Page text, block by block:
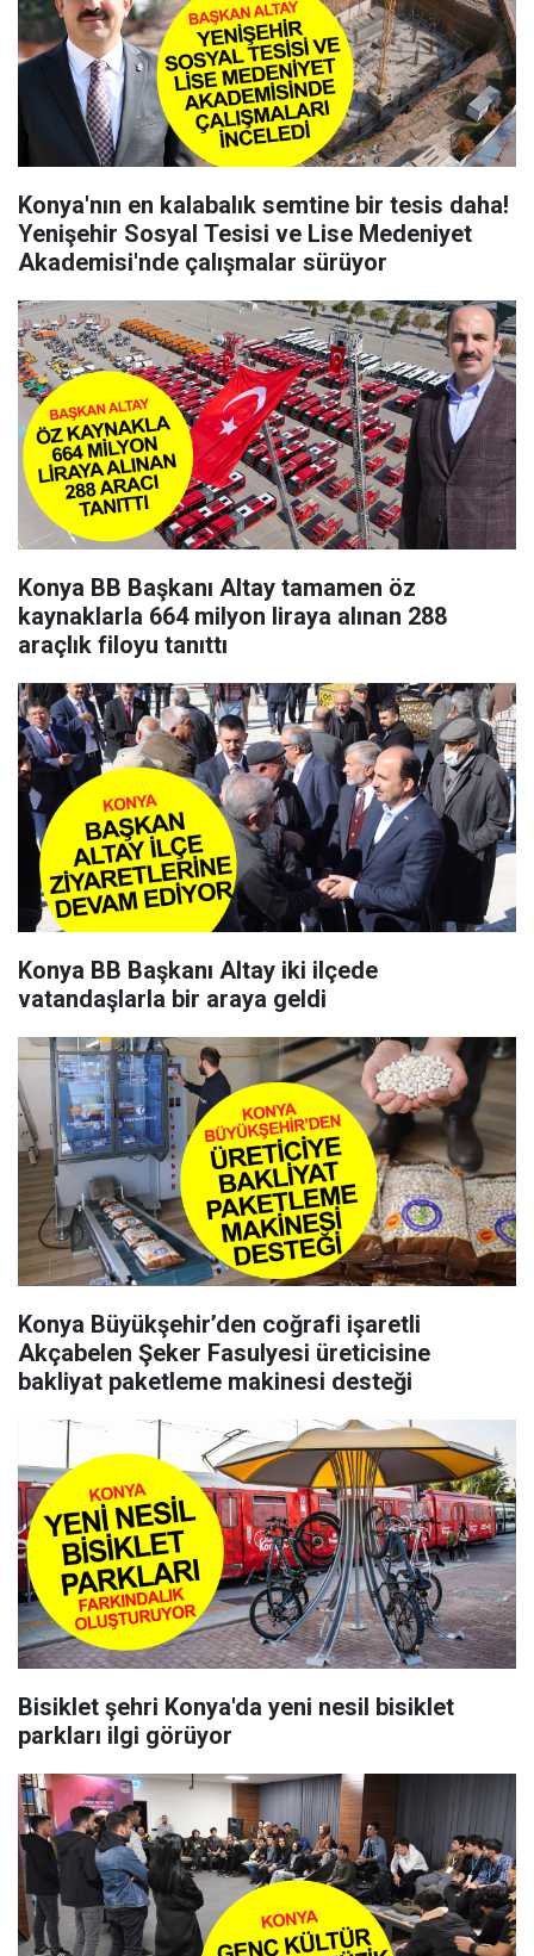
Konya'nın en kalabalık semtine bir tesis daha!
Yenişehir Sosyal Tesisi ve Lise Medeniyet
Akademisi'nde çalışmalar sürüyor
Konya BB Başkanı Altay tamamen öz
kaynaklarla 664 milyon liraya alınan 288
araçlık filoyu tanıttı
Konya BB Başkanı Altay iki ilçede
vatandaşlarla bir araya geldi
Konya Büyükşehir’den coğrafi işaretli
Akçabelen Şeker Fasulyesi üreticisine
bakliyat paketleme makinesi desteği
Bisiklet şehri Konya'da yeni nesil bisiklet
parkları ilgi görüyor